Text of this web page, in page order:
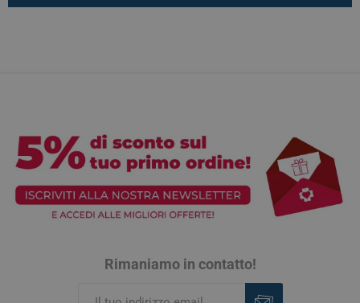
Rimaniamo in contatto!